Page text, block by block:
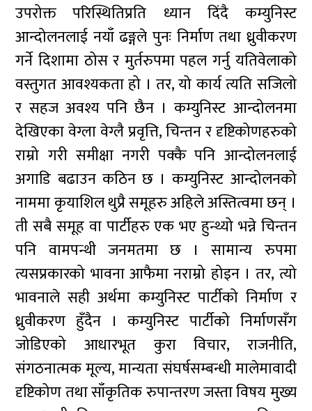
उपरोक्त परिस्थितिप्रति ध्यान दिंदै कम्युनिस्ट
आन्दोलनलाई नयाँ ढङ्गले पुनः निर्माण तथा ध्रुवीकरण
गर्ने दिशामा ठोस र मुर्तरुपमा पहल गर्नु यतिवेलाको
वस्तुगत आवश्यकता हो । तर, यो कार्य त्यति सजिलो
र सहज अवश्य पनि छैन । कम्युनिस्ट आन्दोलनमा
देखिएका वेग्ला वेग्लै प्रवृत्ति, चिन्तन र दृष्टिकोणहरुको
राम्रो गरी समीक्षा नगरी पक्कै पनि आन्दोलनलाई
अगाडि बढाउन कठिन छ । कम्युनिस्ट आन्दोलनको
नाममा कृयाशिल थुप्रै समूहरु अहिले अस्तित्वमा छन् ।
ती सबै समूह वा पार्टीहरु एक भए हुन्थ्यो भन्ने चिन्तन
पनि वामपन्थी जनमतमा छ । सामान्य रुपमा
त्यसप्रकारको भावना आफैमा नराम्रो होइन । तर, त्यो
भावनाले सही अर्थमा कम्युनिस्ट पार्टीको निर्माण र
ध्रुवीकरण हुँदैन । कम्युनिस्ट पार्टीको निर्माणसँग
जोडिएको आधारभूत कुरा विचार, राजनीति,
संगठनात्मक मूल्य, मान्यता संघर्षसम्बन्धी मालेमावादी
दृष्टिकोण तथा साँकृतिक रुपान्तरण जस्ता विषय मुख्य